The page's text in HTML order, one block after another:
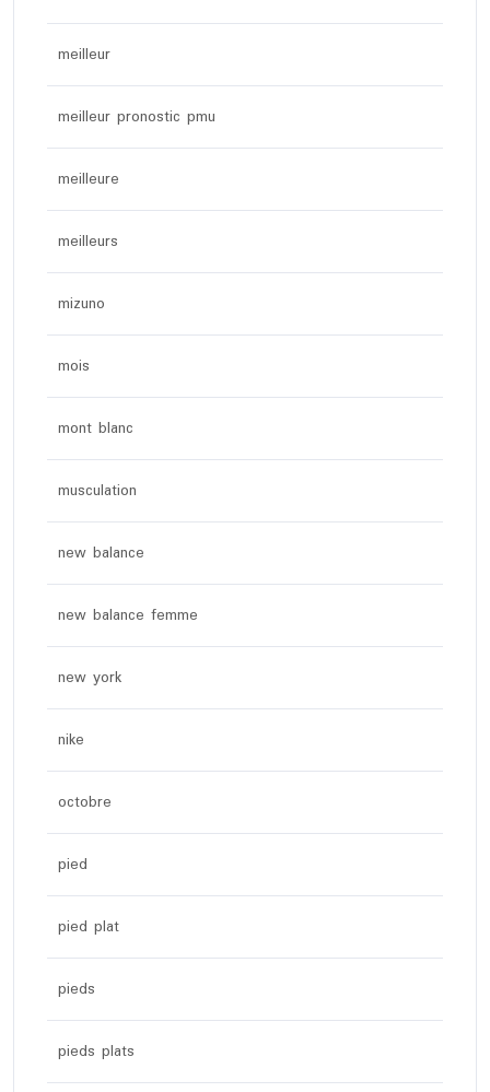
meilleur
meilleur pronostic pmu
meilleure
meilleurs
mizuno
mois
mont blanc
musculation
new balance
new balance femme
new york
nike
octobre
pied
pied plat
pieds
pieds plats